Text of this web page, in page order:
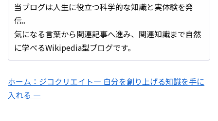
当ブログは人生に役立つ科学的な知識と実体験を発
信。
気になる言葉から関連記事へ進み、関連知識まで自然
に学べるWikipedia型ブログです。
ホーム：ジコクリエイト― 自分を創り上げる知識を手に
入れる ―